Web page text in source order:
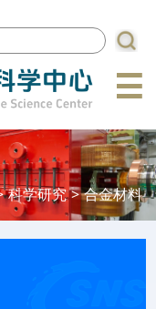
☰
科学研究 > 合金材料